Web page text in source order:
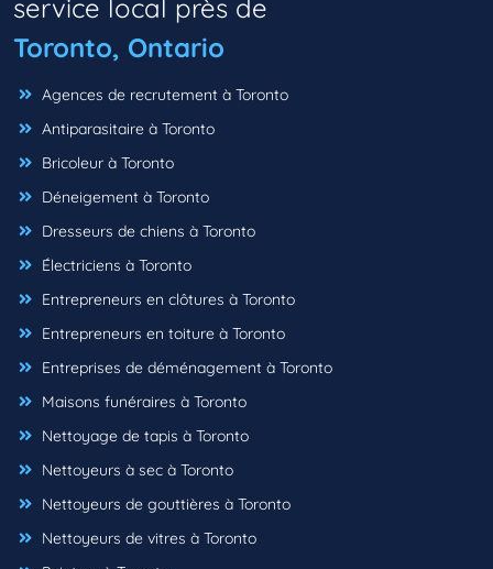
service local près de
Toronto, Ontario
Agences de recrutement à Toronto
Antiparasitaire à Toronto
Bricoleur à Toronto
Déneigement à Toronto
Dresseurs de chiens à Toronto
Électriciens à Toronto
Entrepreneurs en clôtures à Toronto
Entrepreneurs en toiture à Toronto
Entreprises de déménagement à Toronto
Maisons funéraires à Toronto
Nettoyage de tapis à Toronto
Nettoyeurs à sec à Toronto
Nettoyeurs de gouttières à Toronto
Nettoyeurs de vitres à Toronto